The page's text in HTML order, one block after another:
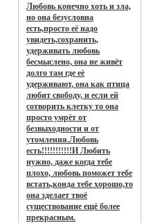
Любовь конечно хоть и зла,
но она безусловна
есть,просто её надо
увидеть,сохранить,
удерживать любовь
бесмыслено, она не живёт
долго там где её
удерживают, она как птица
любит свободу, и если ей
сотворить клетку то она
просто умрёт от
безвыходности и от
утомления.Любовь
есть!!!!!!!!!!!И Любить
нужно, даже когда тебе
плохо, любовь поможет тебе
встать,конда тебе хорошо,то
она зделает твоё
существование ещё более
прекрасным.